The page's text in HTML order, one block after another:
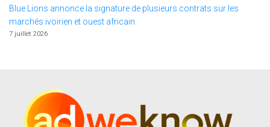
Blue Lions annonce la signature de plusieurs contrats sur les
marchés ivoirien et ouest africain.
7 juillet 2026